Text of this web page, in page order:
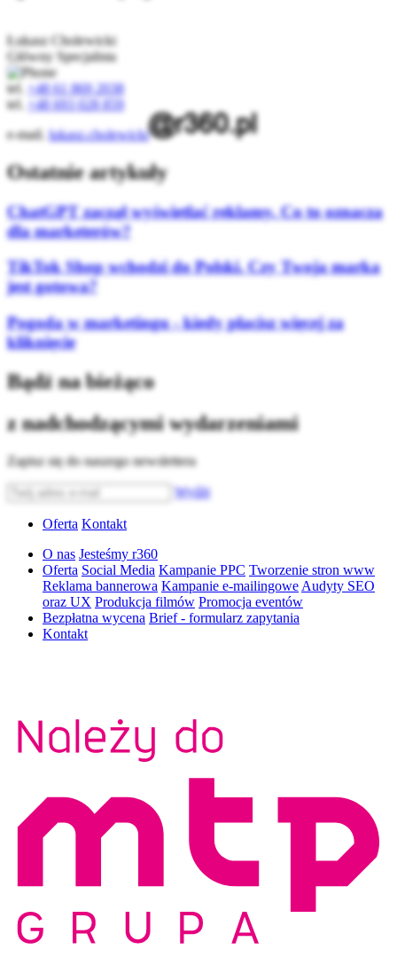
Łukasz Cholewicki
Główny Specjalista
tel.
+48 61 869 2038
tel.
+48 693 028 859
e-mail.lukasz.cholewicki
Ostatnie artykuły
ChatGPT zaczął wyświetlać reklamy. Co to oznacza
dla marketerów?
TikTok Shop wchodzi do Polski. Czy Twoja marka
jest gotowa?
Pogoda w marketingu - kiedy płacisz więcej za
kliknięcie
Bądź na bieżąco
z nadchodzącymi wydarzeniami
Zapisz się do naszego newslettera
Wyślij
Oferta Kontakt
O nas Jesteśmy r360
Oferta Social Media Kampanie PPC Tworzenie stron www
Reklama bannerowa Kampanie e-mailingowe Audyty SEO
oraz UX Produkcja filmów Promocja eventów
Bezpłatna wycena Brief - formularz zapytania
Kontakt